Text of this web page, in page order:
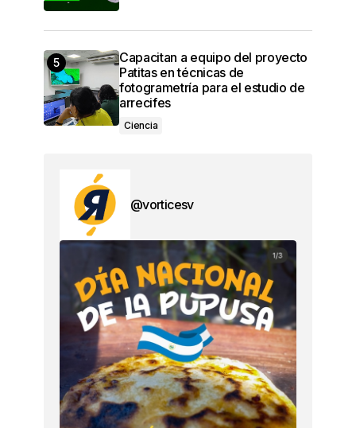
Capacitan a equipo del proyecto
Patitas en técnicas de
fotogrametría para el estudio de
arrecifes
Ciencia
@vorticesv